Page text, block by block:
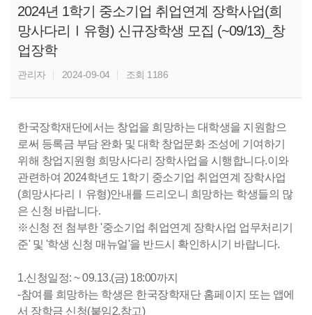
2024년 1학기 중소기업 취업연계 장학사업(희
망사다리Ⅰ유형) 신규장학생 모집 (~09/13)_창
업장학
관리자 2024-09-04 조회 1186
한국장학재단에서는 창업을 희망하는 대학생을 지원함으
로써 등록금 부담 완화 및 대학 창업문화 조성에 기여하기
위해 창업지원형 희망사다리 장학사업을 시행합니다.이와
관련하여 2024학년도 1학기 중소기업 취업연계 장학사업
(희망사다리Ⅰ유형)안내를 드리오니 희망하는 학생들의 많
은 신청 바랍니다.
※신청 전 첨부한 '중소기업 취업연계 장학사업 업무처리기
준' 및 '학생 신청 매뉴얼'을 반드시 확인하시기 바랍니다.
1.신청일정: ~ 09.13.(금) 18:00까지
-참여를 희망하는 학생은 한국장학재단 홈페이지 또는 앱에
서 장학금 신청(붙임2.참고)